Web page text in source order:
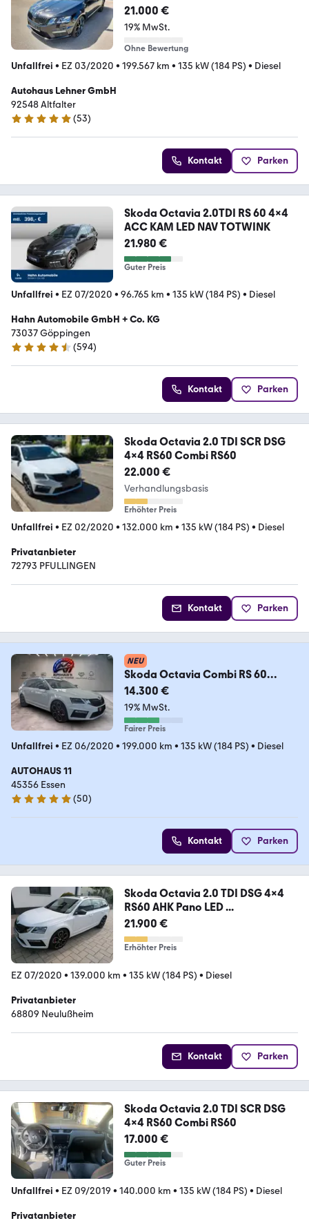
RS 60 AHK+SHZ+LHZ+LED
21.000 €
19% MwSt.
Ohne Bewertung
Unfallfrei • EZ 03/2020 • 199.567 km • 135 kW (184 PS) • Diesel
Autohaus Lehner GmbH
92548 Altfalter
4.9 Sterne
(53)
Kontakt Parken
Skoda Octavia 2.0TDI RS 60 4x4
ACC KAM LED NAV TOTWINK
21.980 €
Guter Preis
Unfallfrei • EZ 07/2020 • 96.765 km • 135 kW (184 PS) • Diesel
Hahn Automobile GmbH + Co. KG
73037 Göppingen
4.6 Sterne
(594)
Kontakt Parken
Skoda Octavia 2.0 TDI SCR DSG
4x4 RS60 Combi RS60
22.000 €
Verhandlungsbasis
Erhöhter Preis
Unfallfrei • EZ 02/2020 • 132.000 km • 135 kW (184 PS) • Diesel
Privatanbieter
72793 PFULLINGEN
Kontakt Parken
NEU
Skoda Octavia Combi RS 60
4x4/AHK/KAMERA/1.HAND/CarPl
a
14.300 €
19% MwSt.
Fairer Preis
Unfallfrei • EZ 06/2020 • 199.000 km • 135 kW (184 PS) • Diesel
AUTOHAUS 11
45356 Essen
4.8 Sterne
(50)
Kontakt Parken
Skoda Octavia 2.0 TDI DSG 4x4
RS60 AHK Pano LED ...
21.900 €
Erhöhter Preis
EZ 07/2020 • 139.000 km • 135 kW (184 PS) • Diesel
Privatanbieter
68809 Neulußheim
Kontakt Parken
Skoda Octavia 2.0 TDI SCR DSG
4x4 RS60 Combi RS60
17.000 €
Guter Preis
Unfallfrei • EZ 09/2019 • 140.000 km • 135 kW (184 PS) • Diesel
Privatanbieter